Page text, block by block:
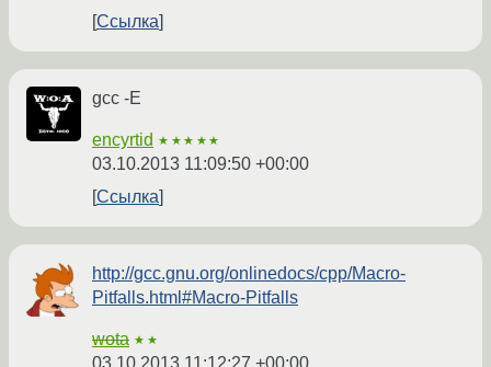
Ссылка
gcc -E
encyrtid ★★★★★
03.10.2013 11:09:50 +00:00
Ссылка
http://gcc.gnu.org/onlinedocs/cpp/Macro-
Pitfalls.html#Macro-Pitfalls
wota ★★